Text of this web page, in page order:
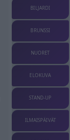
BILJARDI
BRUNSSI
NUORET
ELOKUVA
STAND-UP
ILMAISPÄIVÄT